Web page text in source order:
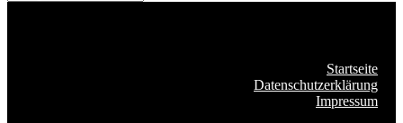
Startseite
Datenschutzerklärung
Impressum